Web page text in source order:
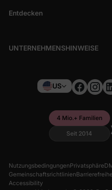
Entdecken
UNTERNEHMENSHINWEISE
US
4 Mio.+ Familien
Seit 2014
NutzungsbedingungenPrivatsphäre
Gemeinschaftsrichtlinien
Accessibility